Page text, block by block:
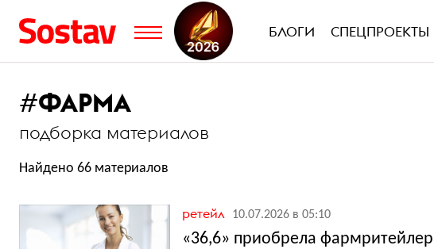
БЛОГИ СПЕЦПРОЕКТЫ
#ФАРМА
подборка материалов
Найдено 66 материалов
ретейл 10.07.2026 в 05:10
«36,6» приобрела